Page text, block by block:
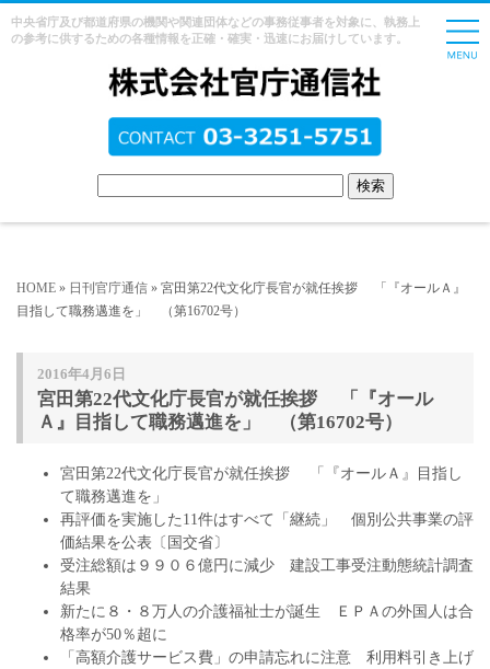
中央省庁及び都道府県の機関や関連団体などの事務従事者を対象に、執務上
の参考に供するための各種情報を正確・確実・迅速にお届けしています。
HOME » 日刊官庁通信 » 宮田第22代文化庁長官が就任挨拶 「『オールＡ』
目指して職務邁進を」 （第16702号）
2016年4月6日
宮田第22代文化庁長官が就任挨拶 「『オール
Ａ』目指して職務邁進を」 （第16702号）
宮田第22代文化庁長官が就任挨拶 「『オールＡ』目指し
て職務邁進を」
再評価を実施した11件はすべて「継続」 個別公共事業の評
価結果を公表〔国交省〕
受注総額は９９０６億円に減少 建設工事受注動態統計調査
結果
新たに８・８万人の介護福祉士が誕生 ＥＰＡの外国人は合
格率が50％超に
「高額介護サービス費」の申請忘れに注意 利用料引き上げ